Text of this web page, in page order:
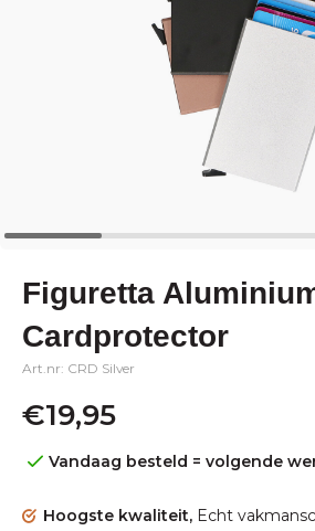
Figuretta
Cardprotector
Art.nr: CRD Silver
€19,95
Vandaag besteld = volgende
Hoogste kwaliteit, Echt